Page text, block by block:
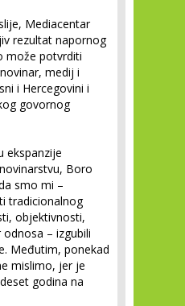
Mediacentar
rezultat napornog
može potvrditi
medij i
i Hercegovini i
govornog
ekspanzije
Boro
smo mi –
tradicionalnog
objektivnosti,
– izgubili
Međutim, ponekad
mislimo, jer je
godina na